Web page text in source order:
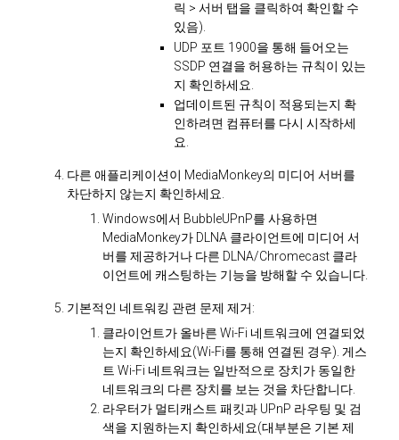
릭 > 서버 탭을 클릭하여 확인할 수
있음).
UDP 포트 1900을 통해 들어오는
SSDP 연결을 허용하는 규칙이 있는
지 확인하세요.
업데이트된 규칙이 적용되는지 확
인하려면 컴퓨터를 다시 시작하세
요.
다른 애플리케이션이 MediaMonkey의 미디어 서버를
차단하지 않는지 확인하세요.
Windows에서 BubbleUPnP를 사용하면
MediaMonkey가 DLNA 클라이언트에 미디어 서
버를 제공하거나 다른 DLNA/Chromecast 클라
이언트에 캐스팅하는 기능을 방해할 수 있습니다.
기본적인 네트워킹 관련 문제 제거:
클라이언트가 올바른 Wi-Fi 네트워크에 연결되었
는지 확인하세요(Wi-Fi를 통해 연결된 경우). 게스
트 Wi-Fi 네트워크는 일반적으로 장치가 동일한
네트워크의 다른 장치를 보는 것을 차단합니다.
라우터가 멀티캐스트 패킷과 UPnP 라우팅 및 검
색을 지원하는지 확인하세요(대부분은 기본 제